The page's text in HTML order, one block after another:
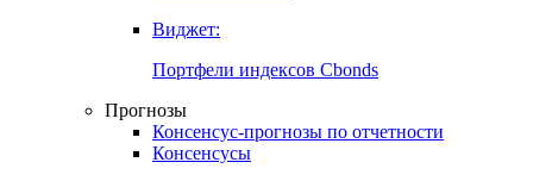
Виджет:
Портфели индексов Cbonds
Прогнозы
Консенсус-прогнозы по отчетности
Консенсусы